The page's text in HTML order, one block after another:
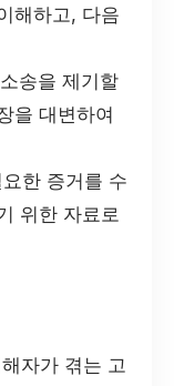
해하고, 다음
송을 제기할
을 대변하여
한 증거를 수
위한 자료로
자가 겪는 고